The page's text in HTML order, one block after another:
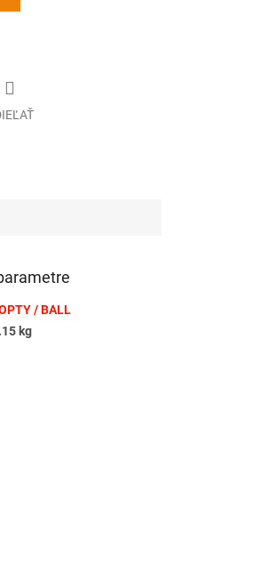
/ BALL
kg